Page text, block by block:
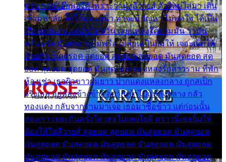
ยวน กวนโอ๊ยพอได้ เพราะว่านุ่งลีวายส์ ตัวใหม่ใส่มา เดิน
เข้ามหาลัย จิ๊กโก๊มองหน้า ท่าจะมีปัญหา ไม่พอใจ ได้เป็น
เรื่องแน่นอน แต่ฉันไม่หวั่น เลยแหลงใต้ถามมัน ว่ามัน
พรั่นพรือ มันตอบว่าไม่พรื่อ เปลี่ยนเป็นยิ้มให้ เจอะเด็กใต้
ด้วยกัน ก็เลยรอด สุดยอด สุดยอด สุดยอด มันสุดยอด สุด
ยอด สุดยอด สุดยอด มันสุดยอด แอบหลงรักสาวราม ที่พัก
ห้องเช่า เธอผิวขาวผมยาว ปากแดงแหลงกลาง ถูกสเป็ก
จริงเธอ อยู่ห้องข้างข้าง อยากเข้าไปแหลงกลาง กลัว
ทองแดง กลับจากรามมาเจอ เธอมาซื้อข้าว แต่ก่อนนั้น
สองเรา เจอะกันครั้งใด เธอไม่เคยไยดี คราวนี้เธอยิ้มให้
ต้องให้ใส่ลีวายส์ สุดยอด สุดยอด มันสุดยอด มันสุดยอด
มันสุดยอด มันสุดยอด มันสุดยอด มันสุดยอด มันสุดยอด
มันสุดยอด มันสุดยอด มันสุดยอด มันสุดยอด มันสุดยอด